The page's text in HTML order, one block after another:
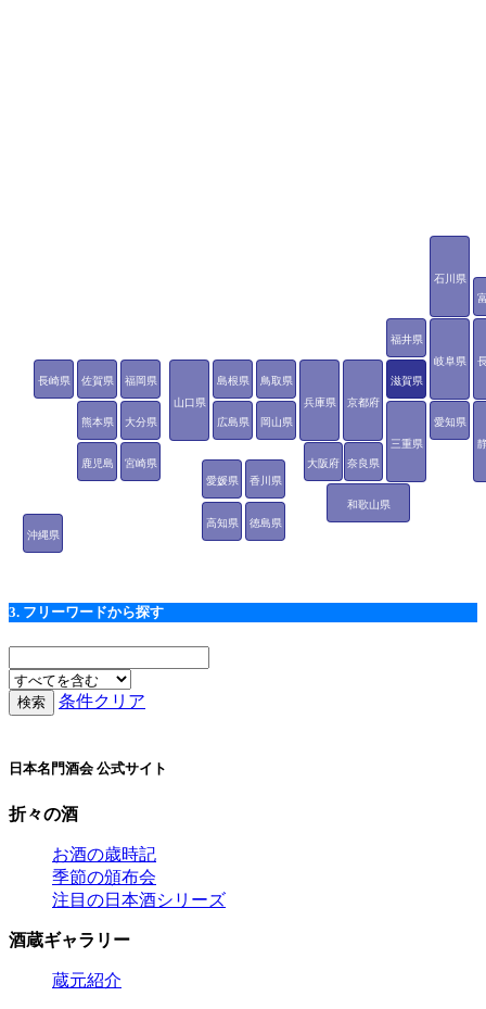
石川県
福井県
岐阜県
愛知県
三重県
滋賀県
京都府
大阪府
兵庫県
奈良県
和歌山県
鳥取県
島根県
岡山県
広島県
山口県
徳島県
香川県
愛媛県
高知県
福岡県
佐賀県
長崎県
熊本県 大分県
宮崎県
鹿児島
沖縄県
3. フリーワードから探す
条件クリア
日本名門酒会 公式サイト
折々の酒
お酒の歳時記
季節の頒布会
注目の日本酒シリーズ
酒蔵ギャラリー
蔵元紹介